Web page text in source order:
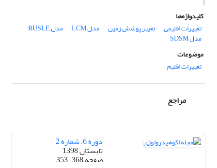
کلیدواژه‌ها
تغییرات اقلیمی
تغییر پوشش زمین مدل LCM مدل RUSLE
مدل SDSM
موضوعات
تغییرات اقلیم
مراجع
دوره 6، شماره 2
تابستان 1398
صفحه353-368